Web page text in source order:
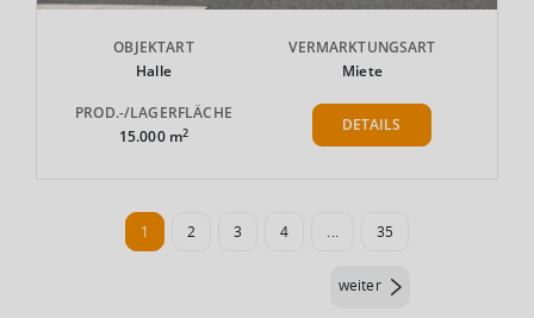
OBJEKTART
Halle
VERMARKTUNGSART
Miete
PROD.-/LAGERFLÄCHE
15.000 m2 DETAILS
1 2 3 4 ... 35
weiter